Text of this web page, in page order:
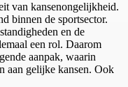
van kansenongelijkheid.
binnen de sportsector.
en de
een rol. Daarom
aanpak, waarin
aan gelijke kansen. Ook